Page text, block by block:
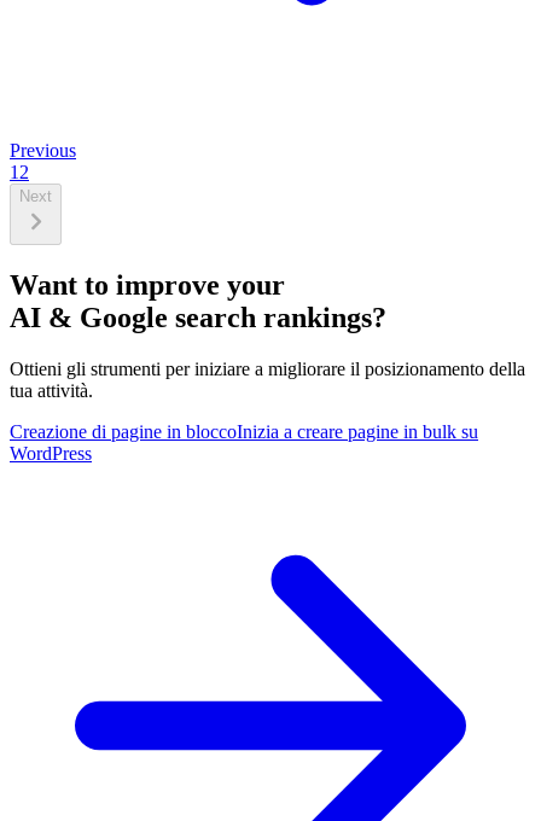
Previous
1 2
Next
Want to improve your
AI & Google search rankings?
Ottieni gli strumenti per iniziare a migliorare il posizionamento della
tua attività.
Creazione di pagine in bloccoInizia a creare pagine in bulk su
WordPress